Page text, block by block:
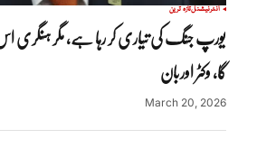
انٹرنیشنلتازہ ترین
یورپ جنگ کی تیاری کر رہا ہے، مگر
گا، وکٹر اوربان
March 20, 2026